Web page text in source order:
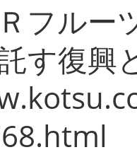
フルー
す復興